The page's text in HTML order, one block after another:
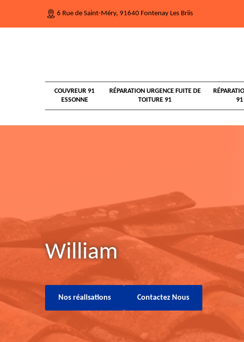
6 Rue de Saint-Méry, 91640 Fontenay Les Briis
COUVREUR 91
ESSONNE
RÉPARATION URGENCE FUITE DE
TOITURE 91
91
William
Nos réalisations Contactez Nous